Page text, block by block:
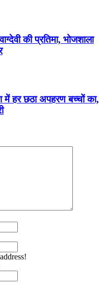
की प्रतिमा, भोजशाला
हर छठा अपहरण बच्चों का,